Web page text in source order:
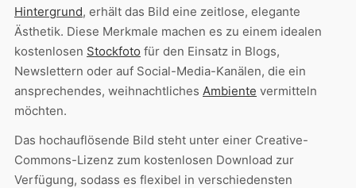
Hintergrund, erhält das Bild eine zeitlose, elegante
Ästhetik. Diese Merkmale machen es zu einem idealen
kostenlosen Stockfoto für den Einsatz in Blogs,
Newslettern oder auf Social-Media-Kanälen, die ein
ansprechendes, weihnachtliches Ambiente vermitteln
möchten.
Das hochauflösende Bild steht unter einer Creative-
Commons-Lizenz zum kostenlosen Download zur
Verfügung, sodass es flexibel in verschiedensten